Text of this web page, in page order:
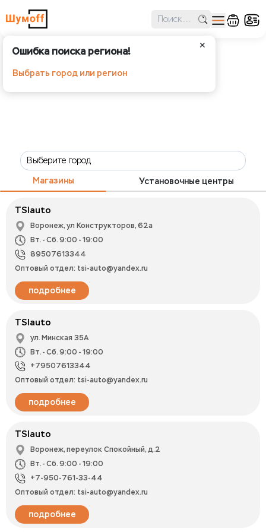
✕
Ошибка поиска региона!
Выбрать город или регион
Магазины Установочные центры
TSIauto
Воронеж, ул Конструкторов, 62а
Вт. - Сб. 9:00 - 19:00
89507613344
Оптовый отдел: tsi-auto@yandex.ru
подробнее
TSIauto
ул. Минская 35А
Вт. - Сб. 9:00 - 19:00
+79507613344
Оптовый отдел: tsi-auto@yandex.ru
подробнее
TSIauto
Воронеж, переулок Спокойный, д.2
Вт. - Сб. 9:00 - 19:00
+7-950-761-33-44
Оптовый отдел: tsi-auto@yandex.ru
подробнее